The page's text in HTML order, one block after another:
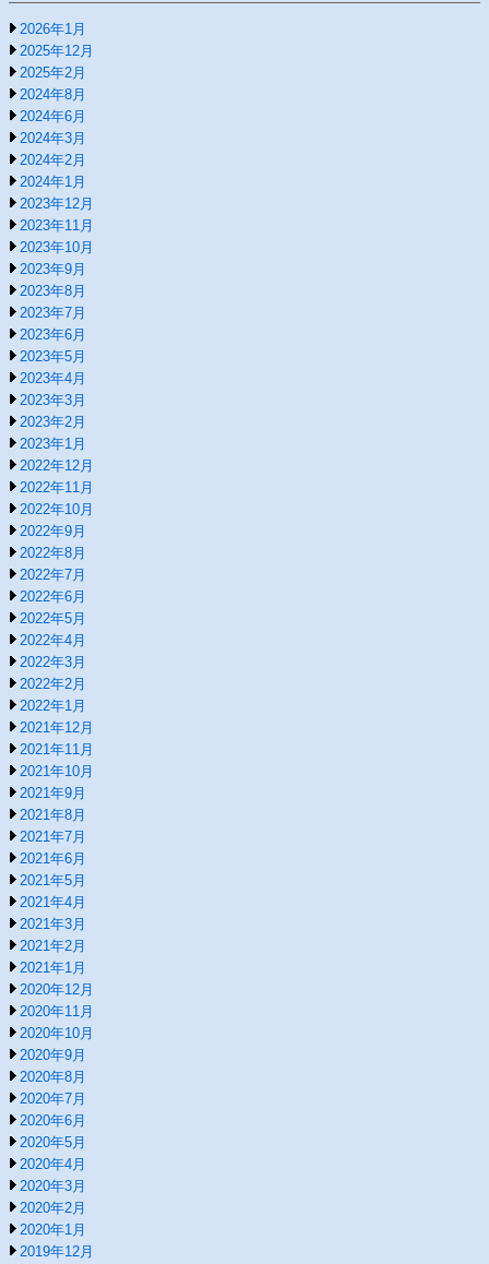
2026年1月
2025年12月
2025年2月
2024年8月
2024年6月
2024年3月
2024年2月
2024年1月
2023年12月
2023年11月
2023年10月
2023年9月
2023年8月
2023年7月
2023年6月
2023年5月
2023年4月
2023年3月
2023年2月
2023年1月
2022年12月
2022年11月
2022年10月
2022年9月
2022年8月
2022年7月
2022年6月
2022年5月
2022年4月
2022年3月
2022年2月
2022年1月
2021年12月
2021年11月
2021年10月
2021年9月
2021年8月
2021年7月
2021年6月
2021年5月
2021年4月
2021年3月
2021年2月
2021年1月
2020年12月
2020年11月
2020年10月
2020年9月
2020年8月
2020年7月
2020年6月
2020年5月
2020年4月
2020年3月
2020年2月
2020年1月
2019年12月